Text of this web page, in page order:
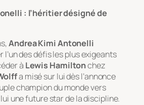
: l’héritier désigné de
Andrea Kimi Antonelli
l’un des défis les plus exigeants
à Lewis Hamiltonchez
a misé sur lui dès l’annonce
champion du monde vers
une future star de la discipline.